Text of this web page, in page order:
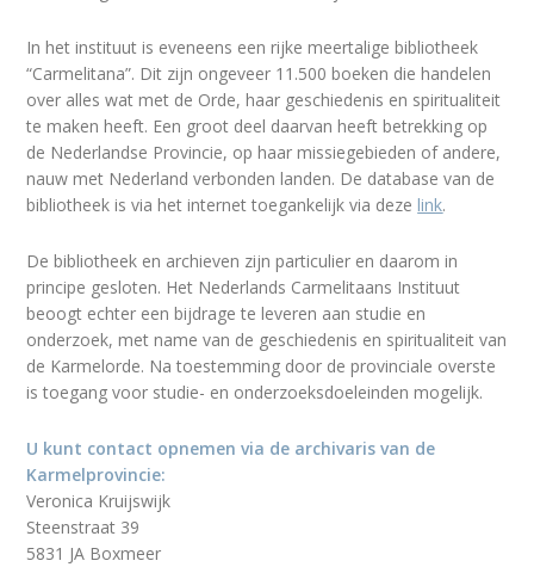
In het instituut is eveneens een rijke meertalige bibliotheek
“Carmelitana”. Dit zijn ongeveer 11.500 boeken die handelen
over alles wat met de Orde, haar geschiedenis en spiritualiteit
te maken heeft. Een groot deel daarvan heeft betrekking op
de Nederlandse Provincie, op haar missiegebieden of andere,
nauw met Nederland verbonden landen. De database van de
bibliotheek is via het internet toegankelijk via deze link.
De bibliotheek en archieven zijn particulier en daarom in
principe gesloten. Het Nederlands Carmelitaans Instituut
beoogt echter een bijdrage te leveren aan studie en
onderzoek, met name van de geschiedenis en spiritualiteit van
de Karmelorde. Na toestemming door de provinciale overste
is toegang voor studie- en onderzoeksdoeleinden mogelijk.
U kunt contact opnemen via de archivaris van de
Karmelprovincie:
Veronica Kruijswijk
Steenstraat 39
5831 JA Boxmeer